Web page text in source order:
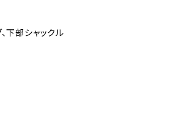
下部シャックル